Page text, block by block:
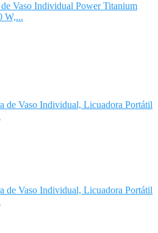
Vaso Individual Power Titanium
W,...
de Vaso Individual, Licuadora Portátil
de Vaso Individual, Licuadora Portátil